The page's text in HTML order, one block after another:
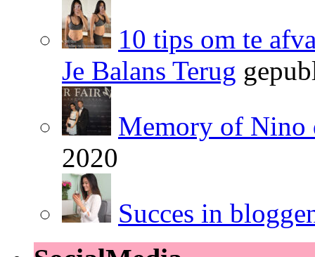
10 tips om te
Je Balans Terug
Memory of Nino
2020
Succes in